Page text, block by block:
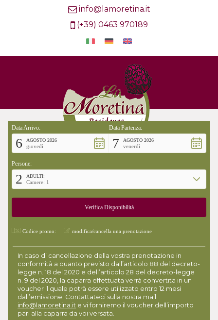
info@lamoretina.it
(+39) 0463 970189
Data Arrivo:
6 AGOSTO 2026
giovedì
Data Partenza:
7 AGOSTO 2026
venerdì
Persone:
2 ADULTI:
Camere: 1
Codice promo: modifica/cancella una prenotazione
In caso di cancellazione della vostra prenotazione in
conformità a quanto previsto dall’articolo 88 del decreto-
legge n. 18 del 2020 e dell’articolo 28 del decreto-legge
n. 9 del 2020, la caparra effettuata verrà convertita in un
voucher il quale potrà essere utilizzato entro 12 mesi
dall’emissione. Contattateci sulla nostra mail
info@lamoretina.it e vi forniremo il voucher dell’importo
pari alla caparra da voi versata.